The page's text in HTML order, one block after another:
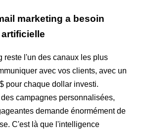
marketing a besoin
reste l'un des canaux les plus
avec vos clients, avec un
pour chaque dollar investi.
campagnes personnalisées,
demande énormément de
C'est là que l'intelligence